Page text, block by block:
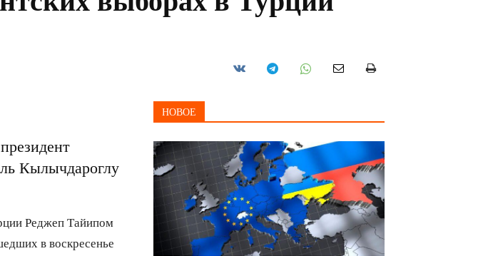
Кылычдароглу
Реджеп Тайипом
в воскресенье
НОВОЕ